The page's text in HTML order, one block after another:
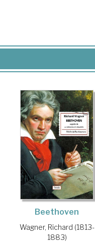
Beethoven
Wagner, Richard (1813-
1883)